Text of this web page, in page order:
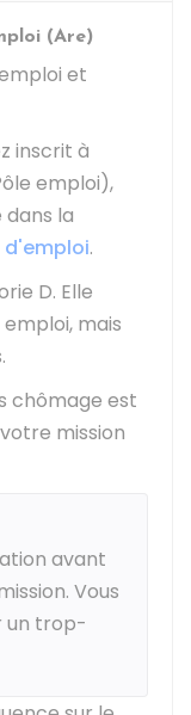
(Are)
et
inscrit à
emploi),
la
.
D. Elle
mais
chômage est
mission
avant
Vous
un trop-